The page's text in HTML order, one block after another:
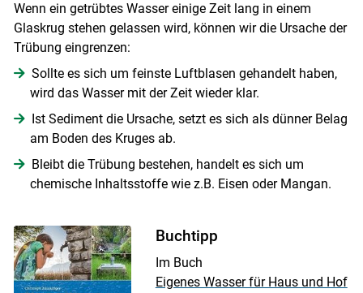
Wenn ein getrübtes Wasser einige Zeit lang in einem
Glaskrug stehen gelassen wird, können wir die Ursache der
Trübung eingrenzen:
Sollte es sich um feinste Luftblasen gehandelt haben,
wird das Wasser mit der Zeit wieder klar.
Ist Sediment die Ursache, setzt es sich als dünner Belag
am Boden des Kruges ab.
Bleibt die Trübung bestehen, handelt es sich um
chemische Inhaltsstoffe wie z.B. Eisen oder Mangan.
Buchtipp
Im Buch
Eigenes Wasser für Haus und Hof